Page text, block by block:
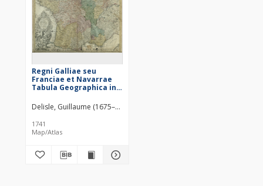
Regni Galliae seu
Franciae et Navarrae
Tabula Geographica in
Geographiæ
Schazianorum
accom[m]odata
Delisle, Guillaume (1675–1726)
1741
Map/Atlas